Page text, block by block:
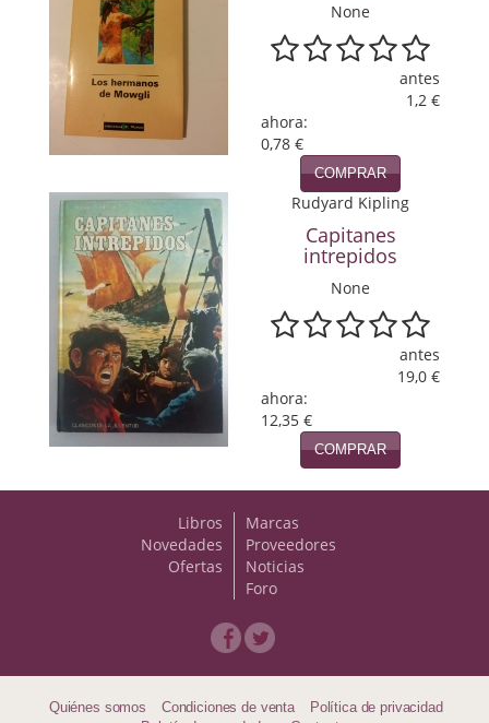
Tema Local
None
antes
1,2 €
ahora:
0,78 €
COMPRAR
Rudyard Kipling
Capitanes
intrepidos
None
antes
19,0 €
ahora:
12,35 €
COMPRAR
Libros
Novedades
Ofertas
Marcas
Proveedores
Noticias
Foro
Quiénes somos Condiciones de venta
Política de privacidad